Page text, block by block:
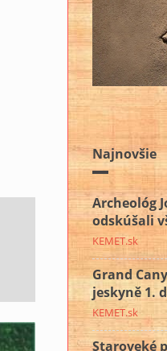
Najnovšie
Archeológ
odskúšali
KEMET.sk
Grand
jeskyně 1.
KEMET.sk
Staroveké